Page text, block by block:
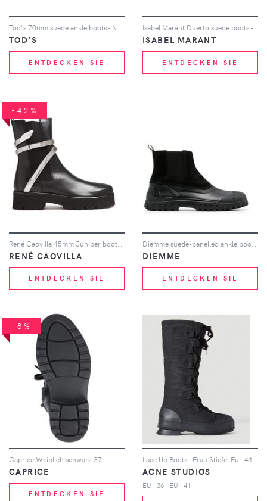
Tod's 70mm suede ankle boots - Nude
TOD'S
ENTDECKEN SIE
Isabel Marant Duerto suede boots - Nude
ISABEL MARANT
ENTDECKEN SIE
-42%
RENÉ CAOVILLA
ENTDECKEN SIE
DIEMME
ENTDECKEN SIE
-8%
Caprice Weiblich schwarz 37
CAPRICE
ENTDECKEN SIE
Lace Up Boots - Frau Stiefel Eu - 41
ACNE STUDIOS
EU - 36 - EU - 41